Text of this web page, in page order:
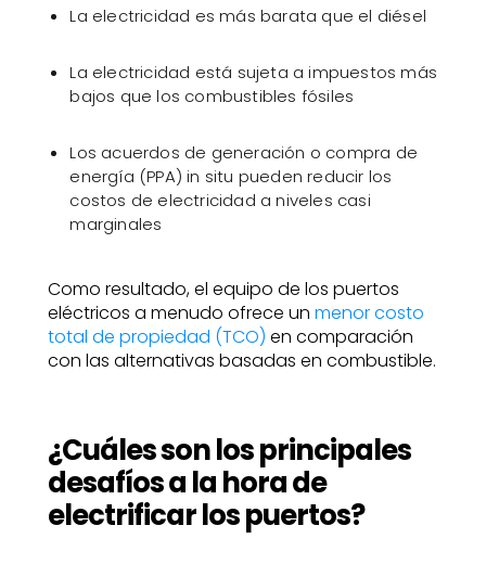
La electricidad es más barata que el diésel
La electricidad está sujeta a impuestos más
bajos que los combustibles fósiles
Los acuerdos de generación o compra de
energía (PPA) in situ pueden reducir los
costos de electricidad a niveles casi
marginales
Como resultado, el equipo de los puertos
eléctricos a menudo ofrece unmenor costo
total de propiedad (TCO) en comparación
con las alternativas basadas en combustible.
¿Cuáles son los principales
desafíos a la hora de
electrificar los puertos?